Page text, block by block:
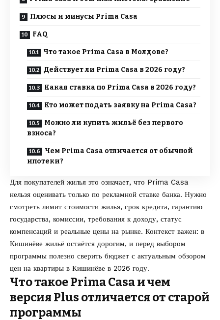
Плюсы и минусы Prima Casa
FAQ
Что такое Prima Casa в Молдове?
Действует ли Prima Casa в 2026 году?
Какая ставка по Prima Casa в 2026 году?
Кто может подать заявку на Prima Casa?
Можно ли купить жильё без первого
взноса?
Чем Prima Casa отличается от обычной
ипотеки?
Для покупателей жилья это означает, что Prima Casa
нельзя оценивать только по рекламной ставке банка. Нужно
смотреть лимит стоимости жилья, срок кредита, гарантию
государства, комиссии, требования к доходу, статус
компенсаций и реальные цены на рынке. Контекст важен: в
Кишинёве жильё остаётся дорогим, и перед выбором
программы полезно сверить бюджет с актуальным обзором
цен на квартиры в Кишинёве в 2026 году.
Что такое Prima Casa и чем
версия Plus отличается от старой
программы